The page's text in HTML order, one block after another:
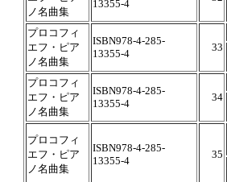
ノ名曲集
13355-4
プロコフィ
エフ・ピア
ノ名曲集
ISBN978-4-285-
13355-4
33
プロコフィ
エフ・ピア
ノ名曲集
ISBN978-4-285-
13355-4
34
プロコフィ
エフ・ピア
ノ名曲集
ISBN978-4-285-
13355-4
35